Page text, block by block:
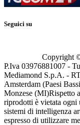
Seguici su
Copyright
P.Iva 03976881007 -
Mediamond S.p.A. -
Amsterdam (Paesi
Monzese (MI)Rispetto
riprodotti è vietata ogni
sistemi di intelligenza
espresso di utilizzare